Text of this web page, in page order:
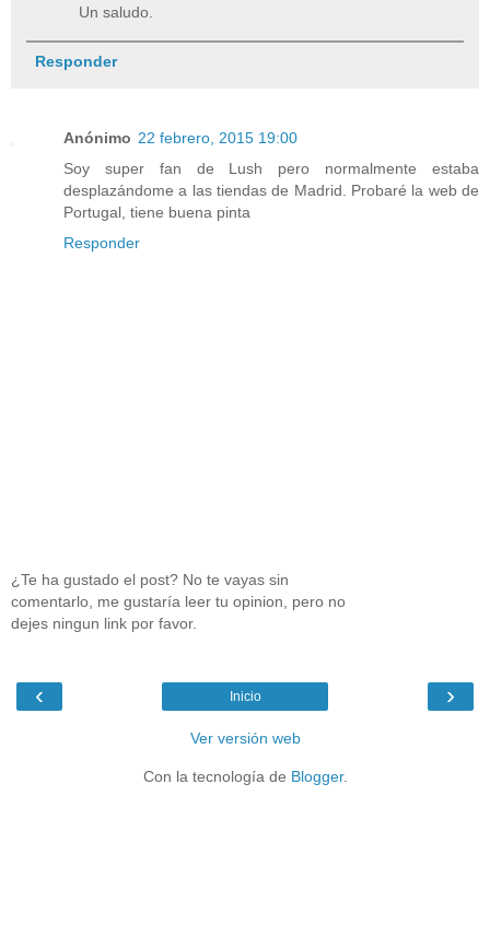
Un saludo.
Responder
Anónimo 22 febrero, 2015 19:00
Soy super fan de Lush pero normalmente estaba
desplazándome a las tiendas de Madrid. Probaré la web de
Portugal, tiene buena pinta
Responder
¿Te ha gustado el post? No te vayas sin
comentarlo, me gustaría leer tu opinion, pero no
dejes ningun link por favor.
‹ ›
Inicio
Ver versión web
Con la tecnología de Blogger.